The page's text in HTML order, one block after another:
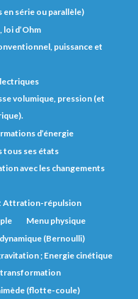
en série ou parallèle)
loi d’Ohm
puissance et
volumique, pression (et
d’énergie
tous ses états
avec les changements
Attration-répulsion
Menu physique
(Bernoulli)
; Energie cinétique
transformation
(flotte-coule)